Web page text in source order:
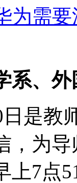
为需
、外
是教
，为
上7点